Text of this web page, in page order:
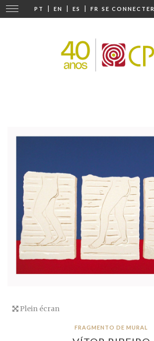
PT | EN | ES | FR SE CONNECTER
Modifier
la
Plein écran
FRAGMENTO DE MURAL